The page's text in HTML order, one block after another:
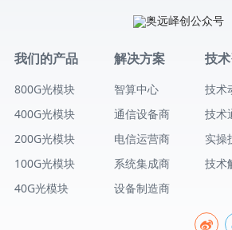
我们的产品
800G光模块
400G光模块
200G光模块
100G光模块
40G光模块
解决方案
智算中心
通信设备商
电信运营商
系统集成商
设备制造商
技
技术
技术
实操
技术